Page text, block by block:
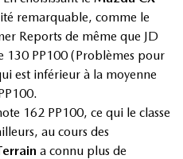
remarquable, comme le
Reports de même que JD
130 PP100 (Problèmes pour
est inférieur à la moyenne
162 PP100, ce qui le classe
au cours des
a connu plus de